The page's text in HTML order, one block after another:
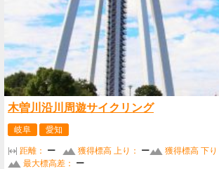
木曽川沿川周遊サイクリング
岐阜 愛知
距離： ー 獲得標高 上り： ー 獲得標高 下り
最大標高差：
ー